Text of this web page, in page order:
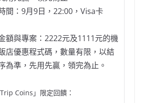
間：9月9日，22:00，Visa卡
額與專案：2222元及1111元的機
店優惠程式碼，數量有限，以結
為準，先用先贏，領完為止。
」限定回饋：